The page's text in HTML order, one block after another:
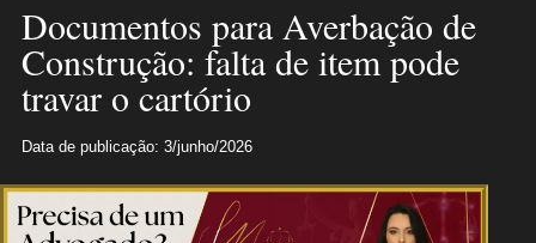
Documentos para Averbação de
Construção: falta de item pode
travar o cartório
Data de publicação: 3/junho/2026